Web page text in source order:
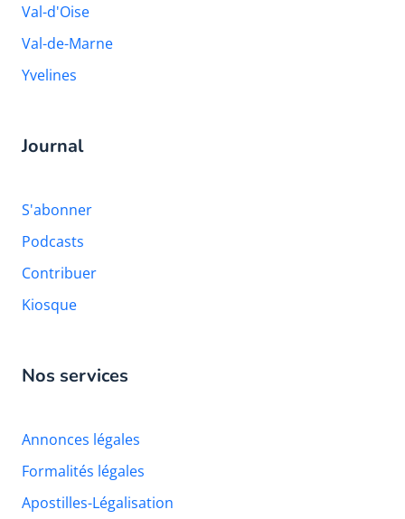
Val-d'Oise
Val-de-Marne
Yvelines
Journal
S'abonner
Podcasts
Contribuer
Kiosque
Nos services
Annonces légales
Formalités légales
Apostilles-Légalisation